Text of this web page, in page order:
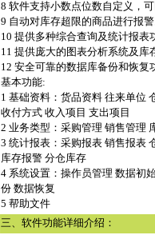
8 软件支持小数点位数自定义，
9 自动对库存超限的商品进行报警
10 提供多种综合查询及统计报表
11 提供庞大的图表分析系统及库
12 安全可靠的数据库备份和恢复
基本功能:
1 基础资料：货品资料 往来单位
收付方式 收入项目 支出项目
2 业务类型：采购管理 销售管理
3 统计报表：采购报表 销售报表
库存报警 分仓库存
4 系统设置：操作员管理 数据初
份 数据恢复
5 帮助文件
三、软件功能详细介绍：